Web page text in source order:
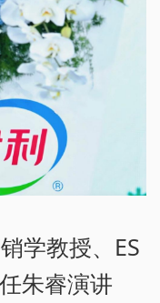
学教授、ES
朱睿演讲